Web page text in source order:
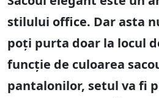
stilului office. Dar asta
poți purta doar la locul
funcție de culoarea
pantalonilor, setul va fi